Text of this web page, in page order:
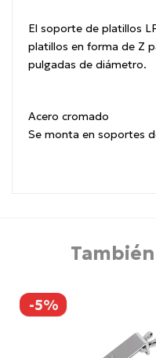
El soporte de platillos
platillos en forma de Z
pulgadas de diámetro.
Acero cromado
Se monta en soportes
-5%